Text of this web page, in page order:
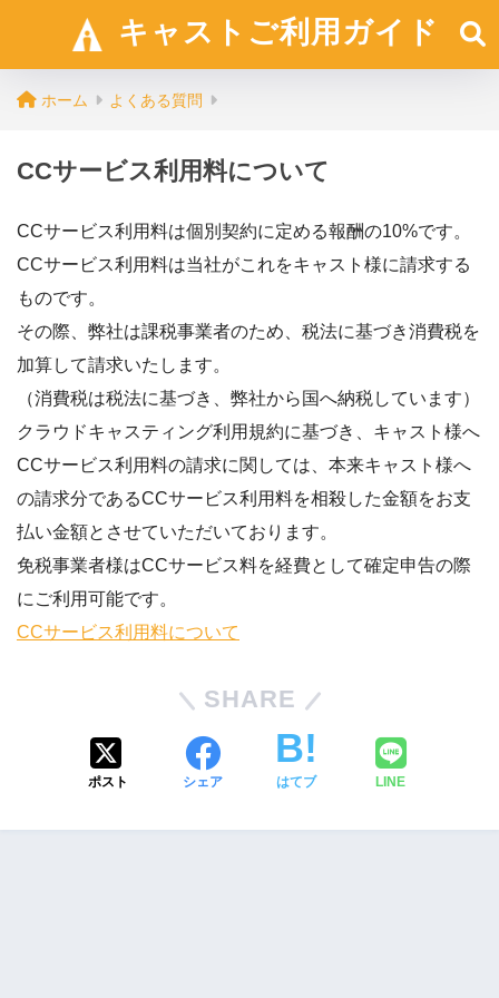
キャストご利用ガイド
ホーム よくある質問
CCサービス利用料について
CCサービス利用料は個別契約に定める報酬の10%です。
CCサービス利用料は当社がこれをキャスト様に請求する
ものです。
その際、弊社は課税事業者のため、税法に基づき消費税を
加算して請求いたします。
（消費税は税法に基づき、弊社から国へ納税しています）
クラウドキャスティング利用規約に基づき、キャスト様へ
CCサービス利用料の請求に関しては、本来キャスト様へ
の請求分であるCCサービス利用料を相殺した金額をお支
払い金額とさせていただいております。
免税事業者様はCCサービス料を経費として確定申告の際
にご利用可能です。
CCサービス利用料について
SHARE
ポスト シェア はてブ LINE